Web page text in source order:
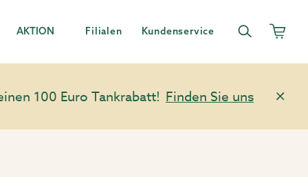
AKTION Filialen Kundenservice
100 Euro Tankrabatt! Finden Sie uns